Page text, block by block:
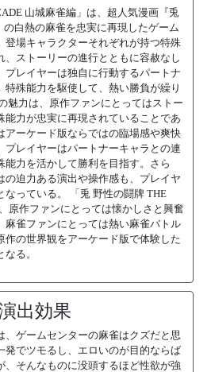
山城麻雀編」は、超人気漫画『兎
白熱の麻雀を忠実に再現したゲーム
登場キャラクターそれぞれが持つ特殊
、ストーリーの進行とともに容赦なし
プレイヤーは独自に行動するパートナ
特殊能力を駆使して、熱い勝負が繰り
魅力は、原作ファンにとってはストー
能力が忠実に再現されていることであ
アーケード版ならではの臨場感や爽快
プレイヤーはパートナーキャラとの連
能力を活かして勝利を目指す。さら
の迫力ある演出や操作感も、プレイヤ
なっている。 「兎 野性の闘牌 THE
原作ファンにとっては懐かしさと興奮
麻雀ファンにとっては熱い麻雀バトル
作の世界観をアーケード版で体験した
る。
出効果
、ゲームセンターの麻雀はクズだと思
発でツモるし、エロいのが目的ならば
、そんなものに没頭するほど性欲が強